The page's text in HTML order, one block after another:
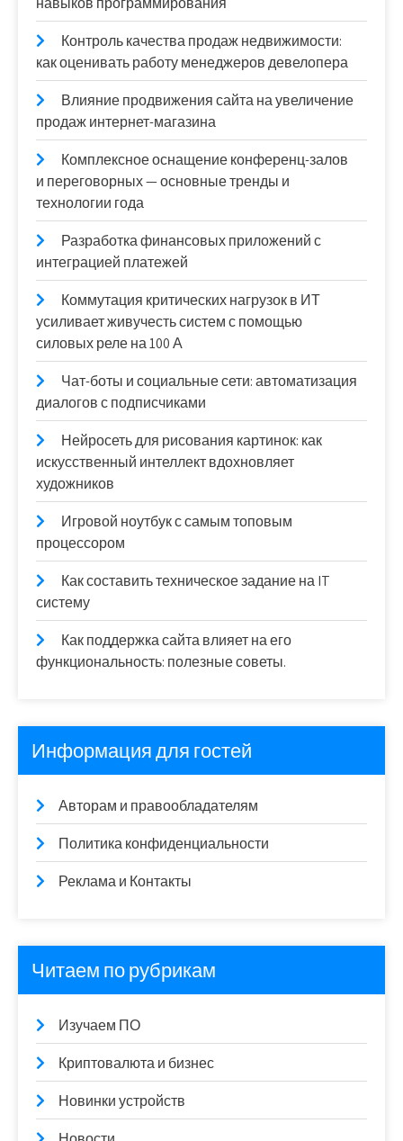
Контроль качества продаж недвижимости:
как оценивать работу менеджеров девелопера
Влияние продвижения сайта на увеличение
продаж интернет-магазина
Комплексное оснащение конференц-залов
и переговорных — основные тренды и
технологии года
Разработка финансовых приложений с
интеграцией платежей
Коммутация критических нагрузок в ИТ
усиливает живучесть систем с помощью
силовых реле на 100 А
Чат-боты и социальные сети: автоматизация
диалогов с подписчиками
Нейросеть для рисования картинок: как
искусственный интеллект вдохновляет
художников
Игровой ноутбук с самым топовым
процессором
Как составить техническое задание на IT
систему
Как поддержка сайта влияет на его
функциональность: полезные советы.
Информация для гостей
Авторам и правообладателям
Политика конфиденциальности
Реклама и Контакты
Читаем по рубрикам
Изучаем ПО
Криптовалюта и бизнес
Новинки устройств